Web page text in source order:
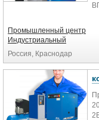
Промышленный центр
Индустриальный
Россия, Краснодар